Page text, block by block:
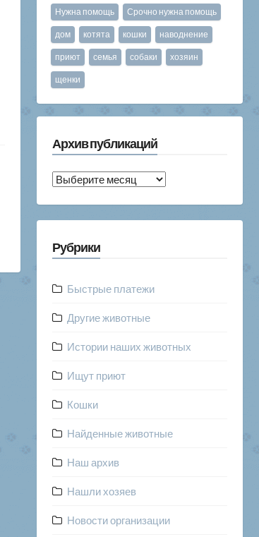
Нужна помощь Срочно нужна помощь
дом котята кошки наводнение
приют семья собаки хозяин
щенки
Архив публикаций
Архив
Рубрики
Быстрые платежи
Другие животные
Истории наших животных
Ищут приют
Кошки
Найденные животные
Наш архив
Нашли хозяев
Новости организации